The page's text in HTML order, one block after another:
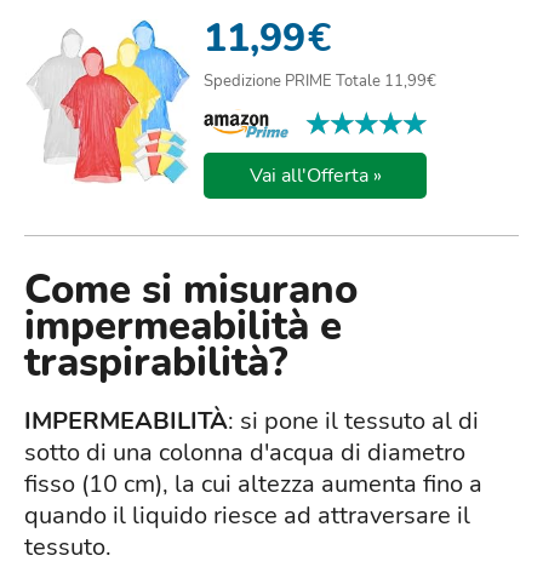
TRASPAREN...
11,99€
Spedizione PRIME Totale 11,99€
★★★★★
★★★★★
Vai all'Offerta »
Come si misurano
impermeabilità e
traspirabilità?
IMPERMEABILITÀ: si pone il tessuto al di
sotto di una colonna d'acqua di diametro
fisso (10 cm), la cui altezza aumenta fino a
quando il liquido riesce ad attraversare il
tessuto.